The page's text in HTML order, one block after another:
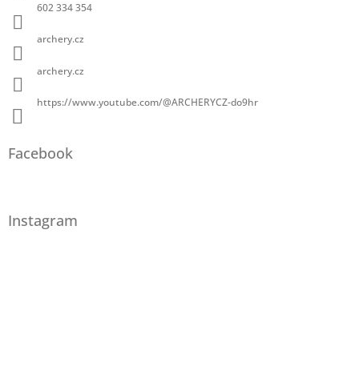
602 334 354
archery.cz
archery.cz
https://www.youtube.com/@ARCHERYCZ-do9hr
Facebook
Instagram